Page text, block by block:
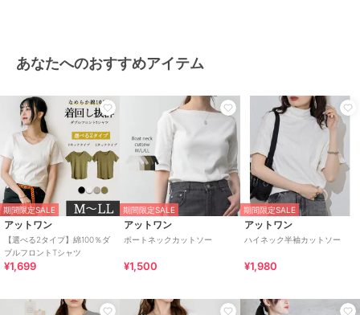
あなたへのおすすめアイテム
期間限定SALE
アットワン
【選べる2タイプ】綿100％ダ
ブルフロントTシャツ
¥1,699
期間限定SALE
アットワン
ボートネックカットソー
¥1,500
期間限定SALE
アットワン
ハイネック半袖カットソー
¥1,980